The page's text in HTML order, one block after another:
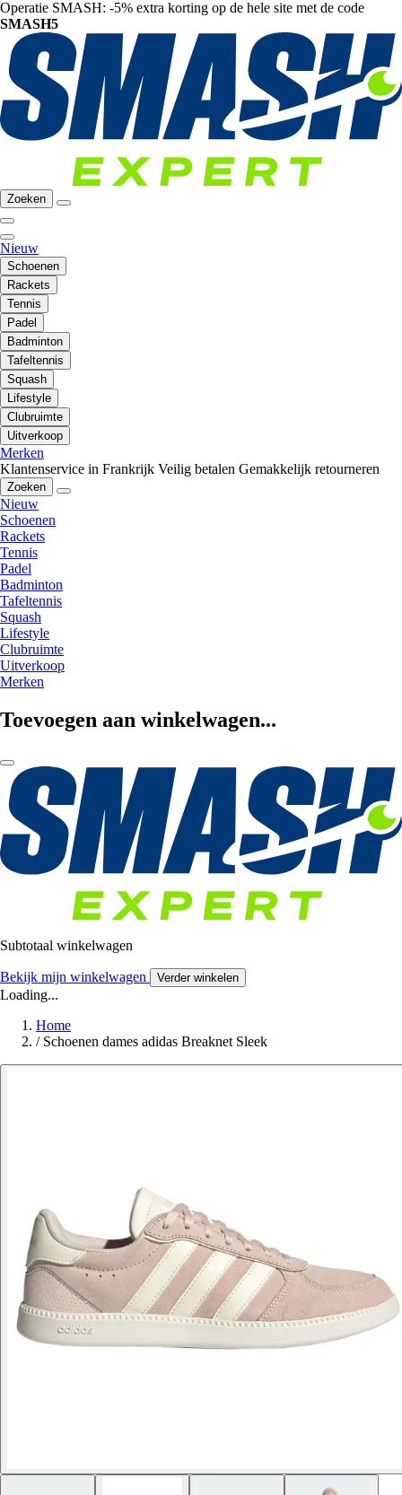
Operatie SMASH: -5% extra korting op de hele site met de code
SMASH5
Zoeken
Nieuw
Schoenen
Rackets
Tennis
Padel
Badminton
Tafeltennis
Squash
Lifestyle
Clubruimte
Uitverkoop
Merken
Klantenservice in Frankrijk Veilig betalen Gemakkelijk retourneren
Zoeken
Nieuw
Schoenen
Rackets
Tennis
Padel
Badminton
Tafeltennis
Squash
Lifestyle
Clubruimte
Uitverkoop
Merken
Toevoegen aan winkelwagen...
Subtotaal winkelwagen
Bekijk mijn winkelwagen Verder winkelen
Loading...
Home
/ Schoenen dames adidas Breaknet Sleek